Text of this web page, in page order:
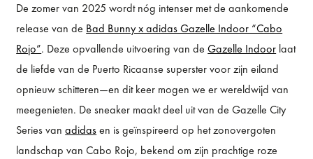
De zomer van 2025 wordt nóg intenser met de aankomende
release van de Bad Bunny x adidas Gazelle Indoor “Cabo
Rojo”. Deze opvallende uitvoering van deGazelle Indoor laat
de liefde van de Puerto Ricaanse superster voor zijn eiland
opnieuw schitteren—en dit keer mogen we er wereldwijd van
meegenieten. De sneaker maakt deel uit van de Gazelle City
Series vanadidasen is geïnspireerd op het zonovergoten
landschap van Cabo Rojo, bekend om zijn prachtige roze